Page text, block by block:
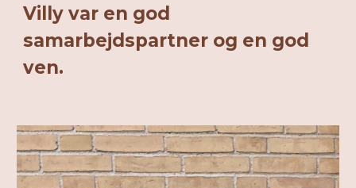
Villy var en god
samarbejdspartner og en god
ven.